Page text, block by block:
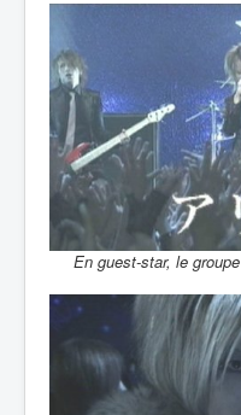
En guest-star, le